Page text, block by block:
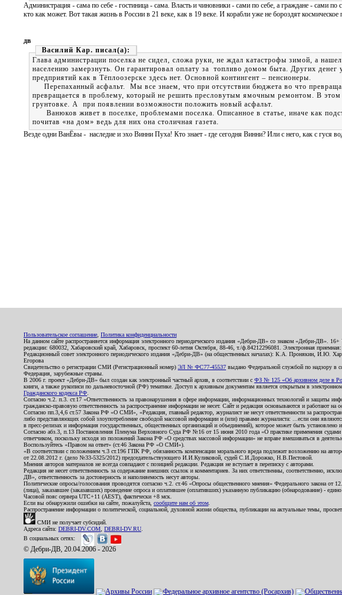
Администрация - сама по себе - гостиница - сама. Власть и чиновники - сами по себе, а граждане - сами
кто как может. Вот такая жизнь в России в 21 веке, как в 19 веке. И корабли уже не бороздят космическое
дв
Василий Кар.
Глава администрации поселка не сидел, сложа руки, не ждал катастрофы зимой, а
населению замерзнуть. Он гарантировал оплату за топливо домом быта. Других
предприятий как в Тёплоозерске здесь нет. Основной контингент – пенсионеры.
Перепаханный асфальт. Мы все знаем, что при отсутствии бюджета во что
превращается в проблему, который не решить пресловутым ямочным ремонтом. В этом
грунтовке. А при появлении возможности положить новый асфальт.
Ванюков живет в поселке, проблемами поселка. Описанное в статье, иначе как
почитав «на дом» ведь для них она столичная газета.
Везде одни ВанЁвы - наследие и эхо Винни Пуха! Кто знает - где сегодня Винни? Или с него, как с гуся
Пользовательское соглашение Политика конфиденциальности
На данном сайте распространяется информация электронного периодического издания «Дебри-ДВ» со знаком «Дебри-
редакции: 680032, Хабаровский край, Хабаровск, проспект 60-летия Октября, 88-46, т./ф.84212296081. Электронная приемная:
Редакционный совет электронного периодического издания «Дебри-ДВ» (на общественных началах): К.А.
Егорова
Свидетельство о регистрации СМИ (Регистрационный номер) ЭЛ № ФС77-45537 выдано Федеральной службой по надзору в
Федерация, зарубежные страны.
В 2006 г. проект «Дебри-ДВ» был создан как электронный частный архив, в соответствии с ФЗ № 125 «Об архивном деле в
книги, а также рукописи по дальневосточной (РФ) тематике. Доступ к архивным документам является открытым в
Гражданского кодекса РФ
Согласно ч.2. п.3. ст.17 «Ответственность за правонарушения в сфере информации, информационных технологий и защиты
гражданско-правовую ответственность за распространение информации не несет. Сайт и редакция основываются и работают
Согласно пп.3,4,6 ст.57 Закона РФ «О СМИ», «Редакция, главный редактор, журналист не несут ответственности за
либо представляющих собой злоупотребление свободой массовой информации и (или) правами журналиста: ...если они
в пресс-релизах и информация государственных, общественных организаций и объединений), которое может быть установлено
Согласно абз.3, п.13 Постановления Пленума Верховного Суда РФ №16 от 15 июня 2010 года «О практике применения
ответчиком, поскольку исходя из положений Закона РФ «О средствах массовой информации» не вправе вмешиваться в
Воспользуйтесь «Правом на ответ» (ст.46 Закона РФ «О СМИ»).
«В соответствии с положением ч.3 ст.196 ГПК РФ, обязанность компенсации морального вреда подлежит возложению на
от 22.08.2012 г. (дело №33-5325/2012) председательствующего И.И.Куликовой, судей С.И.Дорожко, Н.В.Пестовой.
Мнения авторов материалов не всегда совпадают с позицией редакции. Редакция не вступает в переписку с авторами.
Редакция не несет ответственность за содержание внешних ссылок и комментариев. За них ответственны, соответственно,
ДВ», ответственность за достоверность и наполняемость несут авторы.
Политические опросы/голосования проводятся согласно ч.2. ст.46 «Опросы общественного мнения» Федерального закона
(лица), заказавшее (заказавших) проведение опроса и оплатившее (оплативших) указанную публикацию (обнародование) - едино
Часовой пояс сервера UTC+11 (AEST), фактически +8 мск.
Если вы обнаружили ошибки на сайте, пожалуйста, сообщите нам об этом
Распространение информации о политической, социальной, духовной жизни общества, публикации на актуальные темы,
СМИ не получает субсидий.
Адреса сайта: DEBRI-DV.COM DEBRI-DV.RU
В социальных сетях:
© Дебри-ДВ, 20.04.2006 - 2026